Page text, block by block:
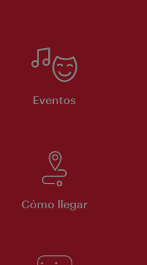
Eventos
Cómo llegar